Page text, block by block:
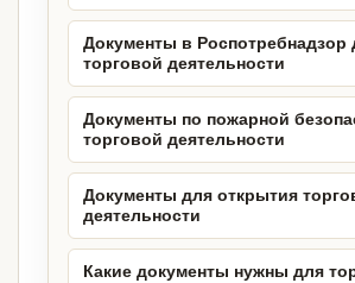
Документы в Роспотребнадзор
торговой деятельности
Документы по пожарной
торговой деятельности
Документы для открытия
деятельности
Какие документы нужны для